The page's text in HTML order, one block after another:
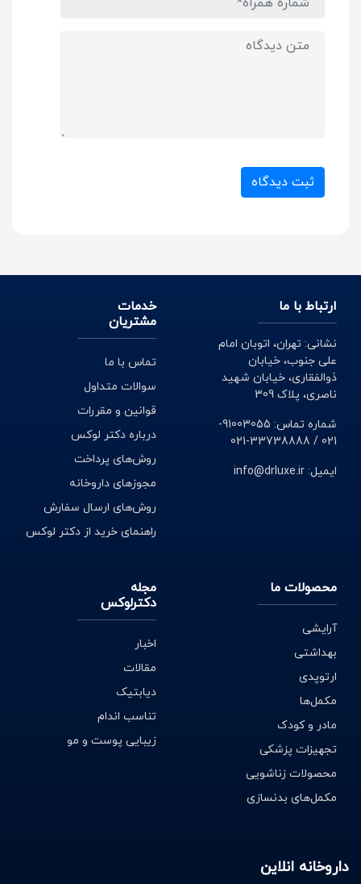
ثبت دیدگاه
ارتباط با ما
نشانی: تهران، اتوبان امام
علی جنوب، خیابان
ذوالفقاری، خیابان شهید
ناصری، پلاک 309
شماره تماس: 91003055-
021 / 33738888-021
ایمیل: info@drluxe.ir
خدمات
مشتریان
تماس با ما
سوالات متداول
قوانین و مقررات
درباره دکتر لوکس
روش‌های پرداخت
مجوزهای داروخانه
روش‌های ارسال سفارش
راهنمای خرید از دکتر لوکس
محصولات ما
آرایشی
بهداشتی
ارتوپدی
مکمل‌ها
مادر و کودک
تجهیزات پزشکی
محصولات زناشویی
مکمل‌های بدنسازی
مجله
دکترلوکس
اخبار
مقالات
دیابتیک
تناسب اندام
زیبایی پوست و مو
داروخانه انلاین